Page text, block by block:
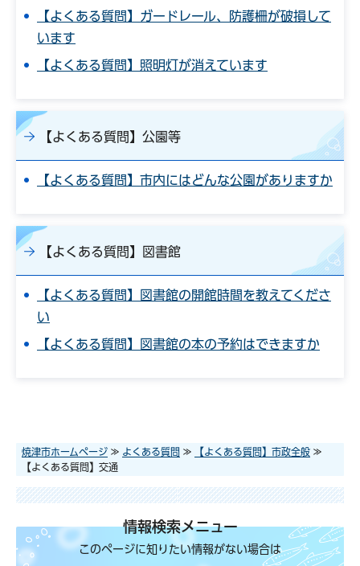
【よくある質問】ガードレール、防護柵が破損して
います
【よくある質問】照明灯が消えています
【よくある質問】公園等
【よくある質問】市内にはどんな公園がありますか
【よくある質問】図書館
【よくある質問】図書館の開館時間を教えてくださ
い
【よくある質問】図書館の本の予約はできますか
焼津市ホームページ ≫ よくある質問 ≫ 【よくある質問】市政全般 ≫
【よくある質問】交通
情報検索メニュー
このページに知りたい情報がない場合は